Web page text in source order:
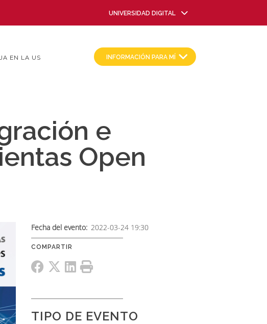
UNIVERSIDAD DIGITAL
EN LA US INFORMACIÓN PARA MÍ
e
Open
Fecha del evento 2022-03-24 19:30
TIPO DE EVENTO